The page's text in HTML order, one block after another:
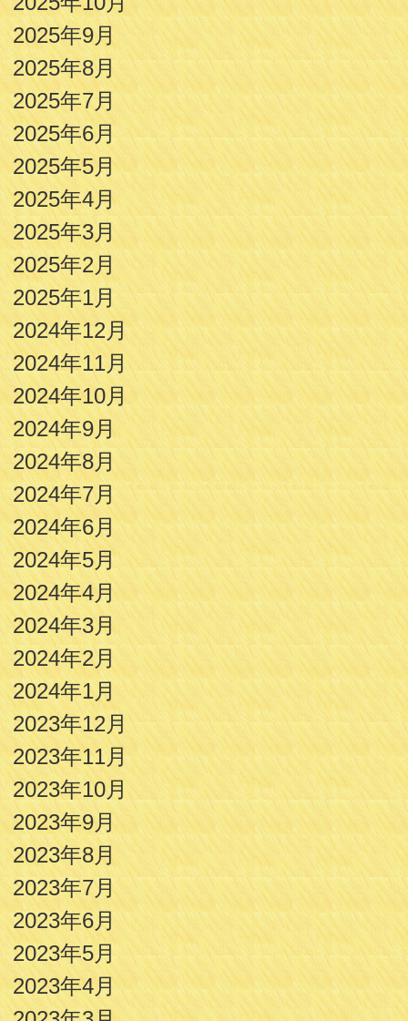
2025年9月
2025年8月
2025年7月
2025年6月
2025年5月
2025年4月
2025年3月
2025年2月
2025年1月
2024年12月
2024年11月
2024年10月
2024年9月
2024年8月
2024年7月
2024年6月
2024年5月
2024年4月
2024年3月
2024年2月
2024年1月
2023年12月
2023年11月
2023年10月
2023年9月
2023年8月
2023年7月
2023年6月
2023年5月
2023年4月